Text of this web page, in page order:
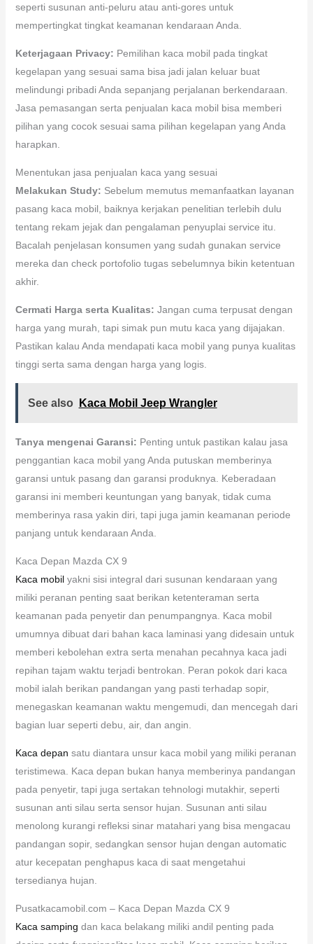
seperti susunan anti-peluru atau anti-gores untuk
mempertingkat tingkat keamanan kendaraan Anda.
Keterjagaan Privacy: Pemilihan kaca mobil pada tingkat
kegelapan yang sesuai sama bisa jadi jalan keluar buat
melindungi pribadi Anda sepanjang perjalanan berkendaraan.
Jasa pemasangan serta penjualan kaca mobil bisa memberi
pilihan yang cocok sesuai sama pilihan kegelapan yang Anda
harapkan.
Menentukan jasa penjualan kaca yang sesuai
Melakukan Study: Sebelum memutus memanfaatkan layanan
pasang kaca mobil, baiknya kerjakan penelitian terlebih dulu
tentang rekam jejak dan pengalaman penyuplai service itu.
Bacalah penjelasan konsumen yang sudah gunakan service
mereka dan check portofolio tugas sebelumnya bikin ketentuan
akhir.
Cermati Harga serta Kualitas: Jangan cuma terpusat dengan
harga yang murah, tapi simak pun mutu kaca yang dijajakan.
Pastikan kalau Anda mendapati kaca mobil yang punya kualitas
tinggi serta sama dengan harga yang logis.
See also Kaca Mobil Jeep Wrangler
Tanya mengenai Garansi: Penting untuk pastikan kalau jasa
penggantian kaca mobil yang Anda putuskan memberinya
garansi untuk pasang dan garansi produknya. Keberadaan
garansi ini memberi keuntungan yang banyak, tidak cuma
memberinya rasa yakin diri, tapi juga jamin keamanan periode
panjang untuk kendaraan Anda.
Kaca Depan Mazda CX 9
Kaca mobilyakni sisi integral dari susunan kendaraan yang
miliki peranan penting saat berikan ketenteraman serta
keamanan pada penyetir dan penumpangnya. Kaca mobil
umumnya dibuat dari bahan kaca laminasi yang didesain untuk
memberi kebolehan extra serta menahan pecahnya kaca jadi
repihan tajam waktu terjadi bentrokan. Peran pokok dari kaca
mobil ialah berikan pandangan yang pasti terhadap sopir,
menegaskan keamanan waktu mengemudi, dan mencegah dari
bagian luar seperti debu, air, dan angin.
Kaca depan satu diantara unsur kaca mobil yang miliki peranan
teristimewa. Kaca depan bukan hanya memberinya pandangan
pada penyetir, tapi juga sertakan tehnologi mutakhir, seperti
susunan anti silau serta sensor hujan. Susunan anti silau
menolong kurangi refleksi sinar matahari yang bisa mengacau
pandangan sopir, sedangkan sensor hujan dengan automatic
atur kecepatan penghapus kaca di saat mengetahui
tersedianya hujan.
Pusatkacamobil.com – Kaca Depan Mazda CX 9
Kaca samping dan kaca belakang miliki andil penting pada